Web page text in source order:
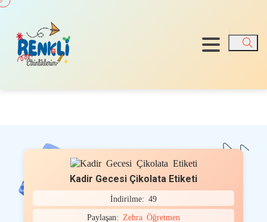
Ara
Kadir Gecesi Çikolata Etiketi
İndirilme: 49
Paylaşan: Zehra Öğretmen